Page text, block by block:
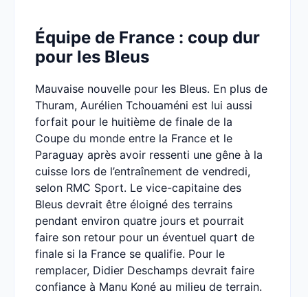
Équipe de France : coup dur
pour les Bleus
Mauvaise nouvelle pour les Bleus. En plus de
Thuram, Aurélien Tchouaméni est lui aussi
forfait pour le huitième de finale de la
Coupe du monde entre la France et le
Paraguay après avoir ressenti une gêne à la
cuisse lors de l’entraînement de vendredi,
selon RMC Sport. Le vice-capitaine des
Bleus devrait être éloigné des terrains
pendant environ quatre jours et pourrait
faire son retour pour un éventuel quart de
finale si la France se qualifie. Pour le
remplacer, Didier Deschamps devrait faire
confiance à Manu Koné au milieu de terrain.